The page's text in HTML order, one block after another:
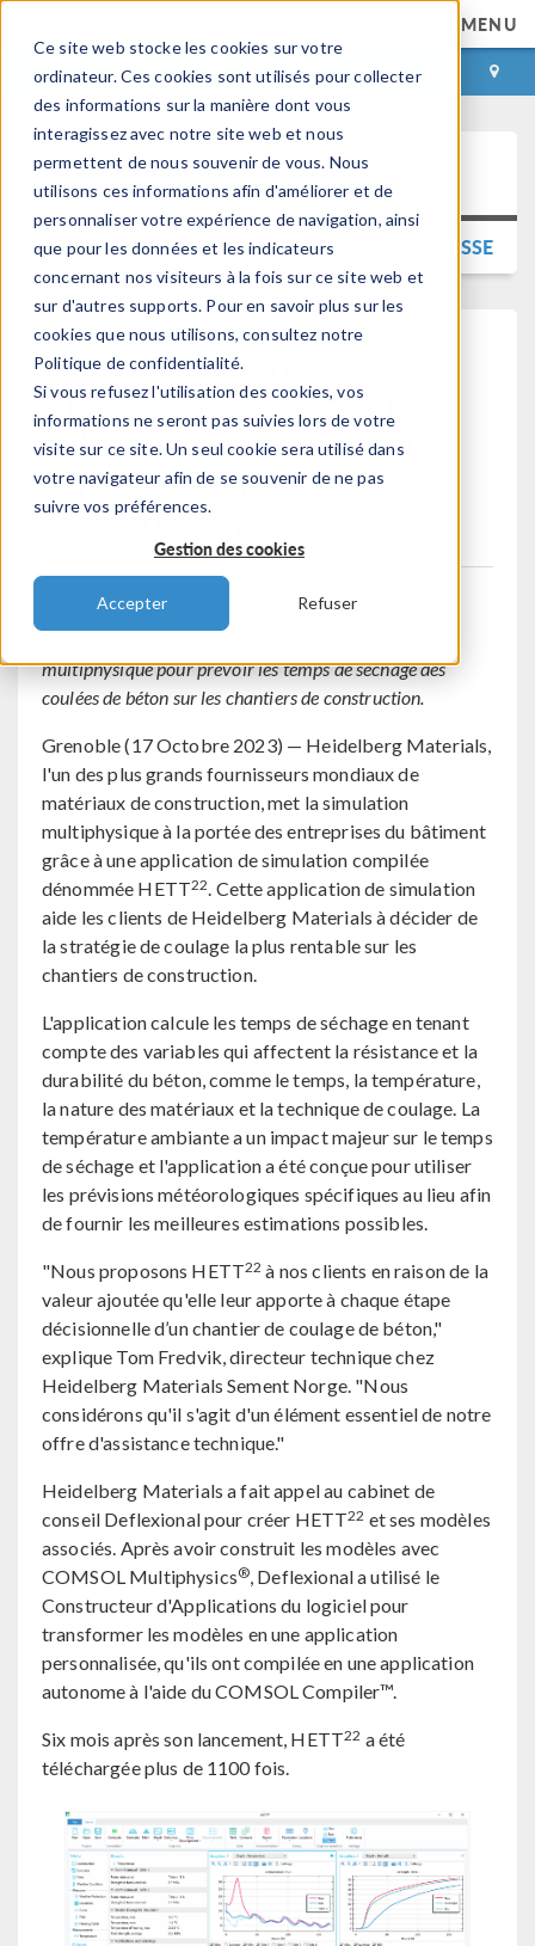
Ce site web stocke les cookies sur votre
ordinateur. Ces cookies sont utilisés pour collecter
des informations sur la manière dont vous
interagissez avec notre site web et nous
permettent de nous souvenir de vous. Nous
utilisons ces informations afin d'améliorer et de
personnaliser votre expérience de navigation, ainsi
que pour les données et les indicateurs
concernant nos visiteurs à la fois sur ce site web et
sur d'autres supports. Pour en savoir plus sur les
cookies que nous utilisons, consultez notre
Politique de confidentialité.
Si vous refusez l'utilisation des cookies, vos
informations ne seront pas suivies lors de votre
visite sur ce site. Un seul cookie sera utilisé dans
votre navigateur afin de se souvenir de ne pas
suivre vos préférences.
Gestion des cookies
Accepter Refuser
MENU
CONNEXION CONTACT
Press Release
RETOUR AUX COMMUNIQUÉS DE PRESSE
Une application de
simulation autonome pour
aider à la prise de décision
sur les chantiers de
construction
Un des principaux fournisseurs mondiaux de ciment
multiphysique pour prévoir les temps de séchage des
coulées de béton sur les chantiers de construction.
Grenoble (17 Octobre 2023) — Heidelberg Materials,
l'un des plus grands fournisseurs mondiaux de
matériaux de construction, met la simulation
multiphysique à la portée des entreprises du bâtiment
grâce à une application de simulation compilée
dénommée HETT22. Cette application de simulation
aide les clients de Heidelberg Materials à décider de
la stratégie de coulage la plus rentable sur les
chantiers de construction.
L'application calcule les temps de séchage en tenant
compte des variables qui affectent la résistance et la
durabilité du béton, comme le temps, la température,
la nature des matériaux et la technique de coulage. La
température ambiante a un impact majeur sur le temps
de séchage et l'application a été conçue pour utiliser
les prévisions météorologiques spécifiques au lieu afin
de fournir les meilleures estimations possibles.
"Nous proposons HETT22 à nos clients en raison de la
valeur ajoutée qu'elle leur apporte à chaque étape
décisionnelle d’un chantier de coulage de béton,"
explique Tom Fredvik, directeur technique chez
Heidelberg Materials Sement Norge. "Nous
considérons qu'il s'agit d'un élément essentiel de notre
offre d'assistance technique."
Heidelberg Materials a fait appel au cabinet de
conseil Deflexional pour créer HETT22 et ses modèles
associés. Après avoir construit les modèles avec
COMSOL Multiphysics®, Deflexional a utilisé le
Constructeur d'Applications du logiciel pour
transformer les modèles en une application
personnalisée, qu'ils ont compilée en une application
autonome à l'aide du COMSOL Compiler™.
Six mois après son lancement, HETT22 a été
téléchargée plus de 1100 fois.